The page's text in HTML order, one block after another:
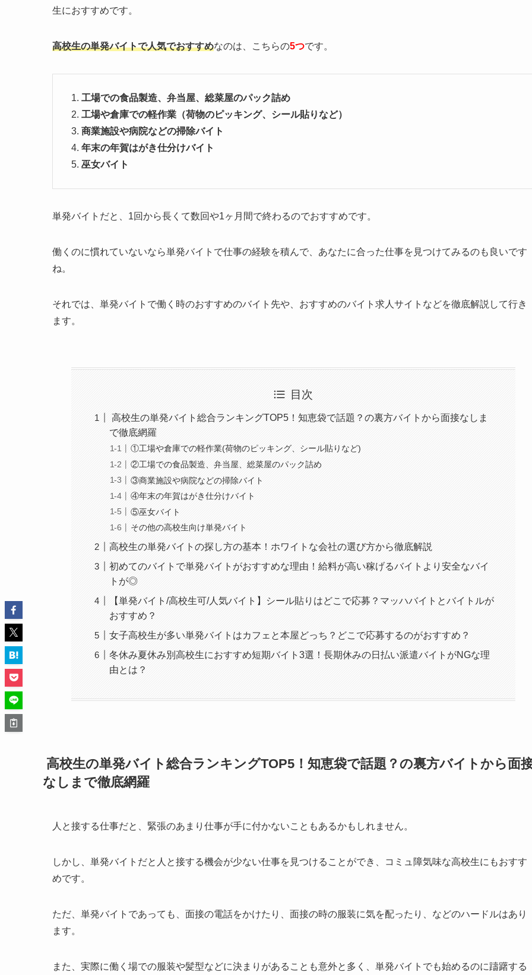
生におすすめです。
高校生の単発バイトで人気でおすすめなのは、こちらの5つです。
工場での食品製造、弁当屋、総菜屋のパック詰め
工場や倉庫での軽作業（荷物のピッキング、シール貼りなど）
商業施設や病院などの掃除バイト
年末の年賀はがき仕分けバイト
巫女バイト
単発バイトだと、1回から長くて数回や1ヶ月間で終わるのでおすすめです。
働くのに慣れていないなら単発バイトで仕事の経験を積んで、あなたに合った仕事を見つけてみるのも良いです
ね。
それでは、単発バイトで働く時のおすすめのバイト先や、おすすめのバイト求人サイトなどを徹底解説して行き
ます。
目次
高校生の単発バイト総合ランキングTOP5！知恵袋で話題？の裏方バイトから面接なしま
で徹底網羅
①工場や倉庫での軽作業(荷物のピッキング、シール貼りなど)
②工場での食品製造、弁当屋、総菜屋のパック詰め
③商業施設や病院などの掃除バイト
④年末の年賀はがき仕分けバイト
⑤巫女バイト
その他の高校生向け単発バイト
高校生の単発バイトの探し方の基本！ホワイトな会社の選び方から徹底解説
初めてのバイトで単発バイトがおすすめな理由！給料が高い稼げるバイトより安全なバイ
トが◎
【単発バイト/高校生可/人気バイト】シール貼りはどこで応募？マッハバイトとバイトルが
おすすめ？
女子高校生が多い単発バイトはカフェと本屋どっち？どこで応募するのがおすすめ？
冬休み夏休み別高校生におすすめ短期バイト3選！長期休みの日払い派遣バイトがNGな理
由とは？
高校生の単発バイト総合ランキングTOP5！知恵袋で話題？の裏方バイトから面
なしまで徹底網羅
人と接する仕事だと、緊張のあまり仕事が手に付かないこともあるかもしれません。
しかし、単発バイトだと人と接する機会が少ない仕事を見つけることができ、コミュ障気味な高校生にもおすす
めです。
ただ、単発バイトであっても、面接の電話をかけたり、面接の時の服装に気を配ったり、などのハードルはあり
ます。
また、実際に働く場での服装や髪型などに決まりがあることも意外と多く、単発バイトでも始めるのに躊躇する